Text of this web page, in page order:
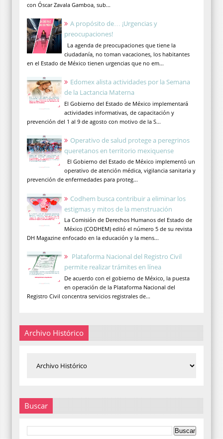
con Óscar Zavala Gamboa, sub...
A propósito de… ¡Urgencias y
preocupaciones!
La agenda de preocupaciones que tiene la
ciudadanía, no toman vacaciones, los habitantes
en el Estado de México tienen urgencias que no em...
Edomex alista actividades por la Semana
de la Lactancia Materna
El Gobierno del Estado de México implementará
actividades informativas, de capacitación y
prevención del 1 al 9 de agosto con motivo de la S...
Operativo de salud protege a peregrinos
queretanos en territorio mexiquense
El Gobierno del Estado de México implementó un
operativo de atención médica, vigilancia sanitaria y
prevención de enfermedades para proteg...
Codhem busca contribuir a eliminar los
estigmas y mitos de la menstruación
La Comisión de Derechos Humanos del Estado de
México (CODHEM) editó el número 5 de su revista
DH Magazine enfocado en la educación y la mens...
Plataforma Nacional del Registro Civil
permite realizar trámites en línea
De acuerdo con el gobierno de México, la puesta
en operación de la Plataforma Nacional del
Registro Civil concentra servicios registrales de...
Archivo Histórico
Buscar